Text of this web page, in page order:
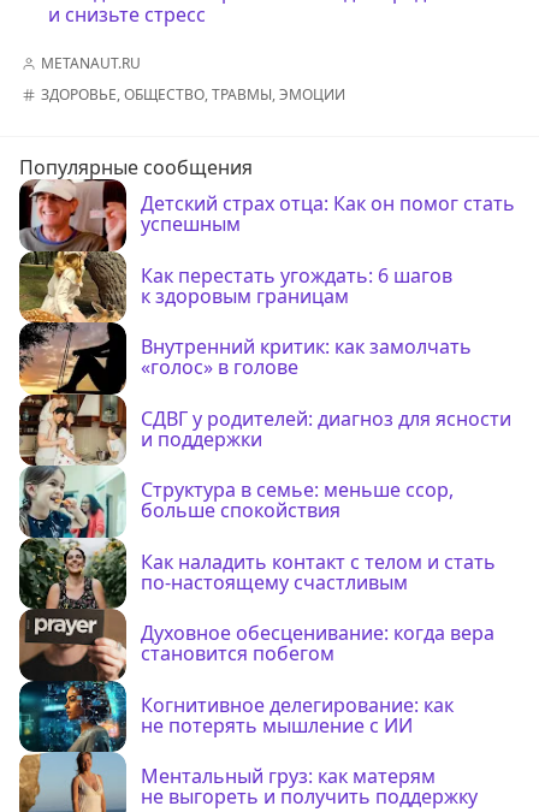
и снизьте стресс
METANAUT.RU
ЗДОРОВЬЕ,ОБЩЕСТВО,ТРАВМЫ,ЭМОЦИИ
Популярные сообщения
Детский страх отца: Как он помог стать
успешным
Как перестать угождать: 6 шагов
к здоровым границам
Внутренний критик: как замолчать
«голос» в голове
СДВГ у родителей: диагноз для ясности
и поддержки
Структура в семье: меньше ссор,
больше спокойствия
Как наладить контакт с телом и стать
по-настоящему счастливым
Духовное обесценивание: когда вера
становится побегом
Когнитивное делегирование: как
не потерять мышление с ИИ
Ментальный груз: как матерям
не выгореть и получить поддержку